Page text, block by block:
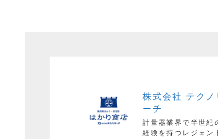
株式会社 テクノ
ーチ
計量器業界で半世紀
経験を持つレジェン